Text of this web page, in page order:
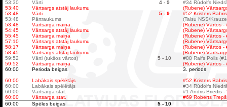
53:30
Vārti 4 - 9
#34 Rūdolfs
53:40
Vārtsargs atstāj laukumu
(Rubene)
53:48
Vārti 5 - 9
#52 Kristers
53:48
Pārtraukums
(Talsu NSS/
53:48
Vārtsarga maiņa
(Rubene) Vārtos -
54:45
Vārtsargs atstāj laukumu
(Rubene)
55:45
Vārtsarga maiņa
(Rubene) Vārtos -
57:10
Vārtsargs atstāj laukumu
(Rubene)
58:17
Vārtsarga maiņa
(Rubene) Vārtos -
58:45
Vārtsargs atstāj laukumu
(Rubene)
59:52
Vārti (tukšos vārtos) 5 - 10
#88 Ralfs Polis
59:52
Vārtsarga maiņa
(Rubene) Vārtos -
60:00
Perioda beigas
3. periods
60:00
Labākais spēlētājs
#52 Kristers Babris
60:00
Labākais spēlētājs
#34 Rūdolfs
60:00
Vārtsarga stat.
#1 Andris Briedis
60:00
Vārtsarga stat.
#69 Roberts
60:00
Spēles beigas 5 - 10